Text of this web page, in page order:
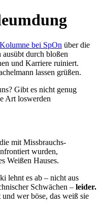
Kolumne bei SpOn über die
durch bloßen
und Karriere ruiniert.
lassen grüßen.
Gibt es nicht genug
Art loswerden
mit Missbrauchs-
wurden,
Weißen Hauses.
lehnt es ab – nicht aus
Schwächen – leider.
wer böse, das weiß sie